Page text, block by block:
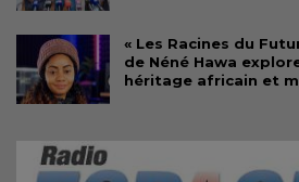
« Les Racines du
de Néné Hawa
héritage africain et